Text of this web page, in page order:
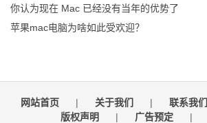
你认为现在 Mac 已经没有当年的优势了
苹果mac电脑为啥如此受欢迎？
网站首页 | 关于我们 | 联系我们
版权声明
| 广告预定 |